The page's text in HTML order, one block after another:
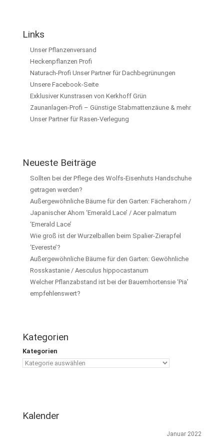
Links
Unser Pflanzenversand
Heckenpflanzen Profi
Naturach-Profi Unser Partner für Dachbegrünungen
Unsere Facebook-Seite
Exklusiver Kunstrasen von Kerkhoff Grün
Zaunanlagen-Profi – Günstige Stabmattenzäune & mehr
Unser Partner für Rasen-Verlegung
Neueste Beiträge
Sollten bei der Pflege des Wolfs-Eisenhuts Handschuhe
getragen werden?
Außergewöhnliche Bäume für den Garten: Fächerahorn /
Japanischer Ahorn ‘Emerald Lace’ / Acer palmatum
‘Emerald Lace’
Wie groß ist der Wurzelballen beim Spalier-Zierapfel
‘Evereste’?
Außergewöhnliche Bäume für den Garten: Gewöhnliche
Rosskastanie / Aesculus hippocastanum
Welcher Pflanzabstand ist bei der Bauernhortensie ‘Pia’
empfehlenswert?
Kategorien
Kategorien
Kalender
Januar 2022